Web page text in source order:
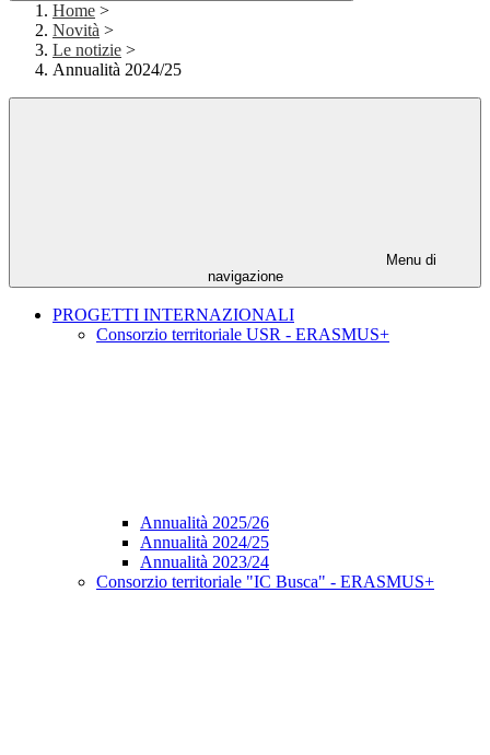
Home >
Novità >
Le notizie >
Annualità 2024/25
Menu di
navigazione
PROGETTI INTERNAZIONALI
Consorzio territoriale USR - ERASMUS+
Annualità 2025/26
Annualità 2024/25
Annualità 2023/24
Consorzio territoriale "IC Busca" - ERASMUS+